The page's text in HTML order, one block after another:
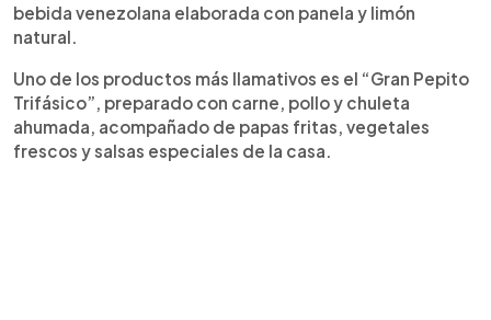
bebida venezolana elaborada con panela y limón
natural.
Uno de los productos más llamativos es el “Gran Pepito
Trifásico”, preparado con carne, pollo y chuleta
ahumada, acompañado de papas fritas, vegetales
frescos y salsas especiales de la casa.